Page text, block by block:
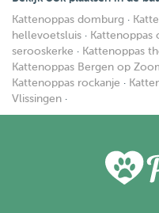
Kattenoppas domburg ·
hellevoetsluis · Kattenoppas
serooskerke · Kattenoppas
Kattenoppas Bergen op
Kattenoppas rockanje ·
Vlissingen ·